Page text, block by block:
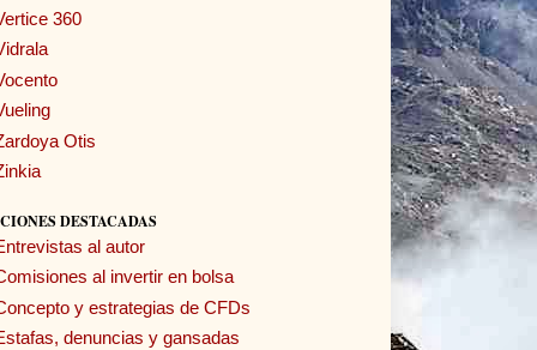
360
Otis
DESTACADAS
al autor
al invertir en bolsa
y estrategias de CFDs
denuncias y gansadas